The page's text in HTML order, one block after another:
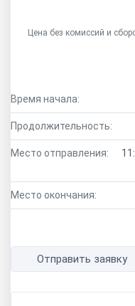
Цена без комиссий и
Время начала:
Продолжительность:
Место отправления:
Место окончания:
Отправить заявку